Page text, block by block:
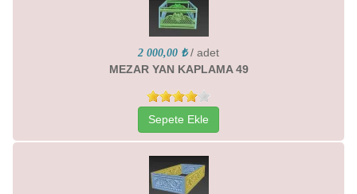
2 000,00 ₺ / adet
MEZAR YAN KAPLAMA 49
Sepete Ekle